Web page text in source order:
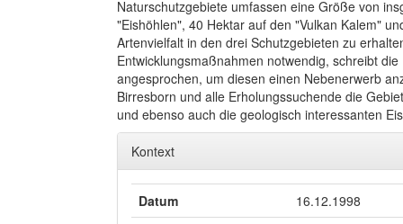
Naturschutzgebiete umfassen eine Größe von
"Eishöhlen", 40 Hektar auf den "Vulkan Kalem"
Artenvielfalt in den drei Schutzgebieten zu
Entwicklungsmaßnahmen notwendig, schreibt
angesprochen, um diesen einen Nebenerwerb
Birresborn und alle Erholungssuchende die
und ebenso auch die geologisch interessanten
Kontext
Datum
16.12.1998